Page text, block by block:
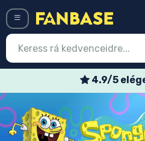
Heti akciós
Belépés